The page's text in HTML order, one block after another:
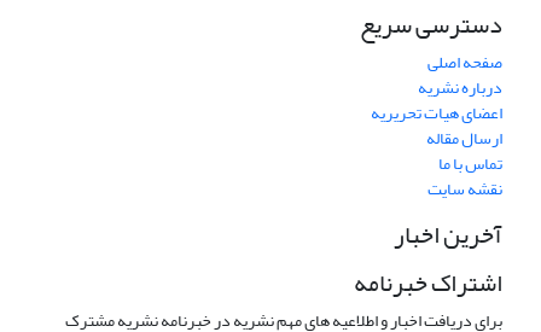
دسترسی سریع
صفحه اصلی
درباره نشریه
اعضای هیات تحریریه
ارسال مقاله
تماس با ما
نقشه سایت
آخرین اخبار
اشتراک خبرنامه
برای دریافت اخبار و اطلاعیه های مهم نشریه در خبرنامه نشریه مشترک